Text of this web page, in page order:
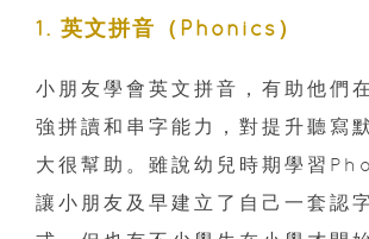
1. 英文拼音（Phonics）
小朋友學會英文拼音，有助他們
強拼讀和串字能力，對提升聽寫
大很幫助。雖說幼兒時期學習
讓小朋友及早建立了自己一套認